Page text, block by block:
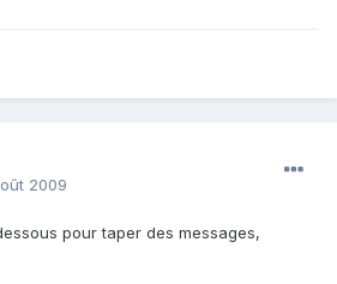
2009
pour taper des messages,